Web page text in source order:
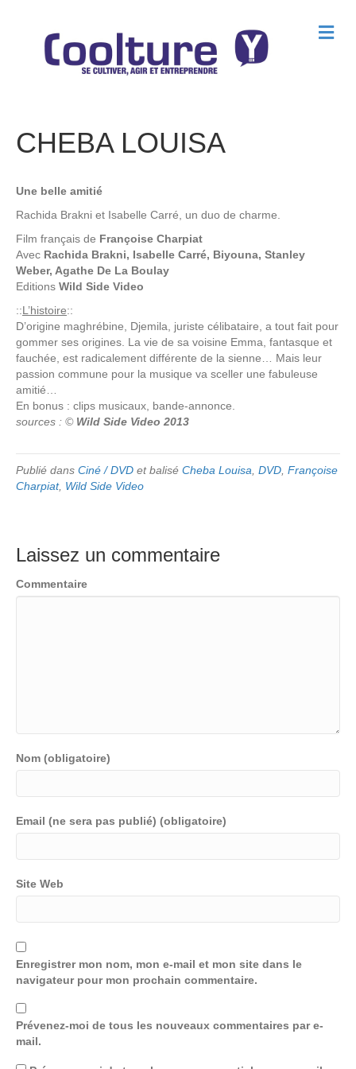
M
e
CHEBA LOUISA
Une belle amitié
Rachida Brakni et Isabelle Carré, un duo de charme.
Film français de Françoise Charpiat
Avec Rachida Brakni, Isabelle Carré, Biyouna, Stanley
Weber, Agathe De La Boulay
Editions Wild Side Video
::L’histoire::
D’origine maghrébine, Djemila, juriste célibataire, a tout fait pour
gommer ses origines. La vie de sa voisine Emma, fantasque et
fauchée, est radicalement différente de la sienne… Mais leur
passion commune pour la musique va sceller une fabuleuse
amitié…
En bonus : clips musicaux, bande-annonce.
sources : © Wild Side Video 2013
Publié dans Ciné / DVD et balisé Cheba Louisa DVD Françoise
Charpiat, Wild Side Video
Laissez un commentaire
Commentaire
Nom (obligatoire)
Email (ne sera pas publié) (obligatoire)
Site Web
Enregistrer mon nom, mon e-mail et mon site dans le
navigateur pour mon prochain commentaire.
Prévenez-moi de tous les nouveaux commentaires par e-
mail.